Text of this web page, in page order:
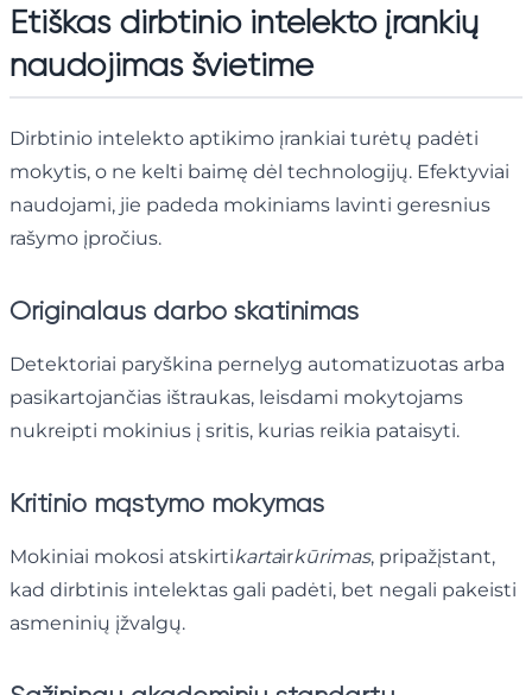
Etiškas dirbtinio intelekto įrankių
naudojimas švietime
Dirbtinio intelekto aptikimo įrankiai turėtų padėti
mokytis, o ne kelti baimę dėl technologijų. Efektyviai
naudojami, jie padeda mokiniams lavinti geresnius
rašymo įpročius.
Originalaus darbo skatinimas
Detektoriai paryškina pernelyg automatizuotas arba
pasikartojančias ištraukas, leisdami mokytojams
nukreipti mokinius į sritis, kurias reikia pataisyti.
Kritinio mąstymo mokymas
Mokiniai mokosi atskirtikartairkūrimas, pripažįstant,
kad dirbtinis intelektas gali padėti, bet negali pakeisti
asmeninių įžvalgų.